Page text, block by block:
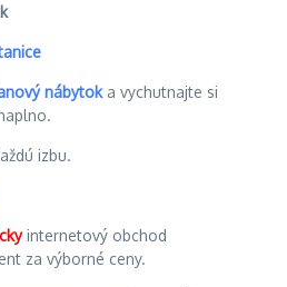
nábytoka vychutnajte si
izbu.
internetový obchod
za výborné ceny.